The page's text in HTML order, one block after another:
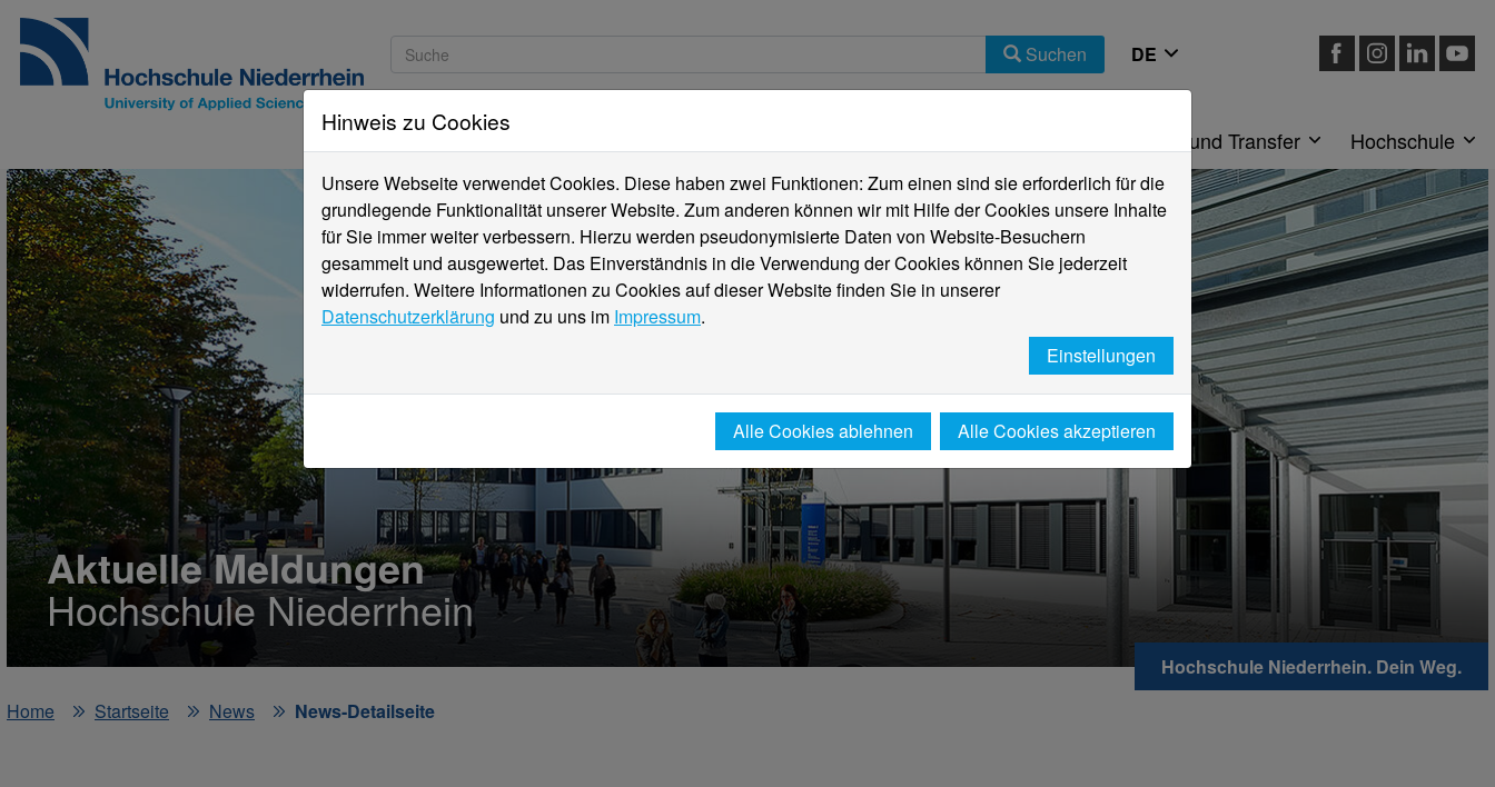
Suchen
Studieninteressierte Forschung und Transfer Hochschule
Aktuelle Meldungen
Hochschule Niederrhein
Hochschule Niederrhein. Dein Weg.
Home
Startseite News News-Detailseite
Hinweis zu Cookies
Unsere Webseite verwendet Cookies. Diese haben zwei Funktionen: Zum einen sind sie erforderlich für die
grundlegende Funktionalität unserer Website. Zum anderen können wir mit Hilfe der Cookies unsere Inhalte
für Sie immer weiter verbessern. Hierzu werden pseudonymisierte Daten von Website-Besuchern
gesammelt und ausgewertet. Das Einverständnis in die Verwendung der Cookies können Sie jederzeit
widerrufen. Weitere Informationen zu Cookies auf dieser Website finden Sie in unserer
Datenschutzerklärung und zu uns im Impressum.
Einstellungen
Alle Cookies ablehnen Alle Cookies akzeptieren